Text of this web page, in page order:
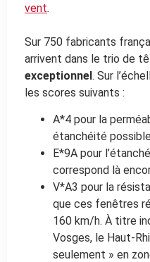
vent.
Sur 750 fabricants
arrivent dans le trio de
exceptionnel. Sur
les scores suivants :
A*4 pour la
étanchéité
E*9A pour
correspond là
V*A3 pour la
que ces fenêtres
160 km/h. À titre
Vosges, le Haut-
seulement » en